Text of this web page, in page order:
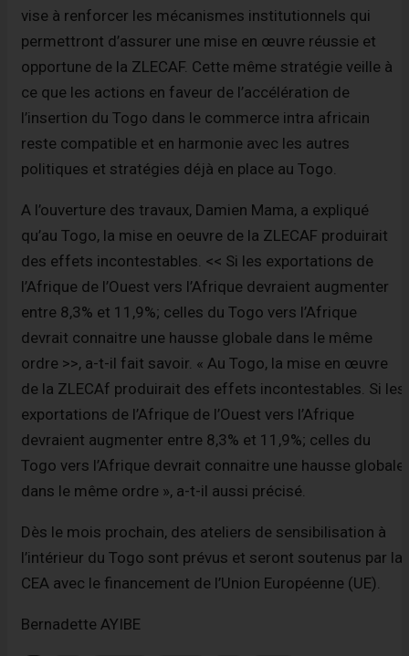
vise à renforcer les mécanismes institutionnels qui
permettront d’assurer une mise en œuvre réussie et
opportune de la ZLECAF. Cette même stratégie veille à
ce que les actions en faveur de l’accélération de
l’insertion du Togo dans le commerce intra africain
reste compatible et en harmonie avec les autres
politiques et stratégies déjà en place au Togo.
A l’ouverture des travaux, Damien Mama, a expliqué
qu’au Togo, la mise en oeuvre de la ZLECAF produirait
des effets incontestables. << Si les exportations de
l’Afrique de l’Ouest vers l’Afrique devraient augmenter
entre 8,3% et 11,9%; celles du Togo vers l’Afrique
devrait connaitre une hausse globale dans le même
ordre >>, a-t-il fait savoir. « Au Togo, la mise en œuvre
de la ZLECAf produirait des effets incontestables. Si les
exportations de l’Afrique de l’Ouest vers l’Afrique
devraient augmenter entre 8,3% et 11,9%; celles du
Togo vers l’Afrique devrait connaitre une hausse globale
dans le même ordre », a-t-il aussi précisé.
Dès le mois prochain, des ateliers de sensibilisation à
l’intérieur du Togo sont prévus et seront soutenus par la
CEA avec le financement de l’Union Européenne (UE).
Bernadette AYIBE